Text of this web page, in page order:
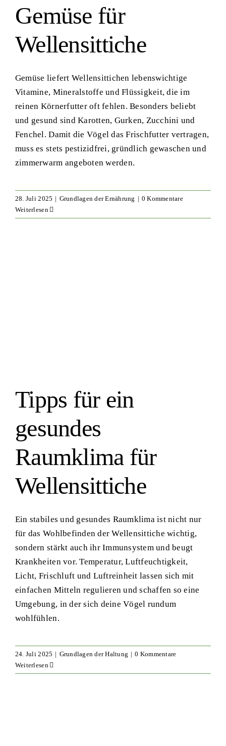
Gemüse für
Wellensittiche
Gemüse liefert Wellensittichen lebenswichtige
Vitamine, Mineralstoffe und Flüssigkeit, die im
reinen Körnerfutter oft fehlen. Besonders beliebt
und gesund sind Karotten, Gurken, Zucchini und
Fenchel. Damit die Vögel das Frischfutter vertragen,
muss es stets pestizidfrei, gründlich gewaschen und
zimmerwarm angeboten werden.
28. Juli 2025 | Grundlagen der Ernährung | 0 Kommentare
Weiterlesen
Tipps für ein
gesundes
Raumklima für
Wellensittiche
Ein stabiles und gesundes Raumklima ist nicht nur
für das Wohlbefinden der Wellensittiche wichtig,
sondern stärkt auch ihr Immunsystem und beugt
Krankheiten vor. Temperatur, Luftfeuchtigkeit,
Licht, Frischluft und Luftreinheit lassen sich mit
einfachen Mitteln regulieren und schaffen so eine
Umgebung, in der sich deine Vögel rundum
wohlfühlen.
24. Juli 2025 | Grundlagen der Haltung | 0 Kommentare
Weiterlesen